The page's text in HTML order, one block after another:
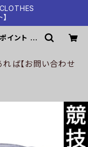
イント 刺
グッズ 自
活 卒団 サ
クリスマ
ば【お問い合わせ